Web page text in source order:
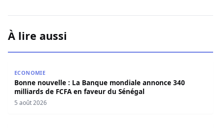
À lire aussi
ECONOMIE
Bonne nouvelle : La Banque mondiale annonce 340
milliards de FCFA en faveur du Sénégal
5 août 2026